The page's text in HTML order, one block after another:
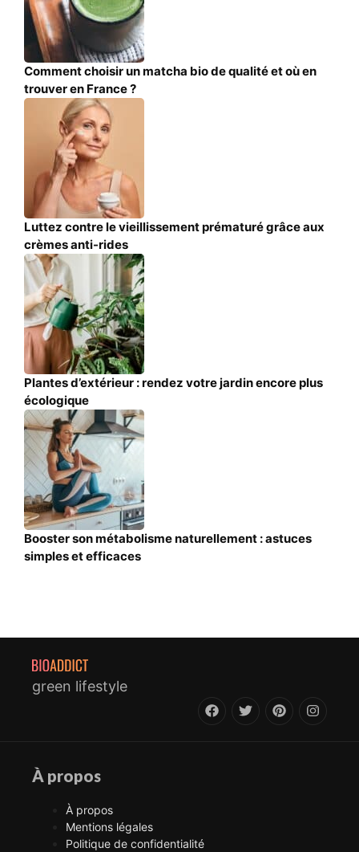
Comment choisir un matcha bio de qualité et où en
trouver en France ?
Luttez contre le vieillissement prématuré grâce aux
crèmes anti-rides
Plantes d’extérieur : rendez votre jardin encore plus
écologique
Booster son métabolisme naturellement : astuces
simples et efficaces
green lifestyle
À propos
À propos
Mentions légales
Politique de confidentialité